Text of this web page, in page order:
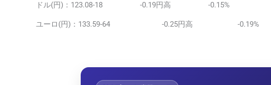
ドル(円)：123.08-18 -0.19円高 -0.15%
ユーロ(円)：133.59-64 -0.25円高 -0.19%